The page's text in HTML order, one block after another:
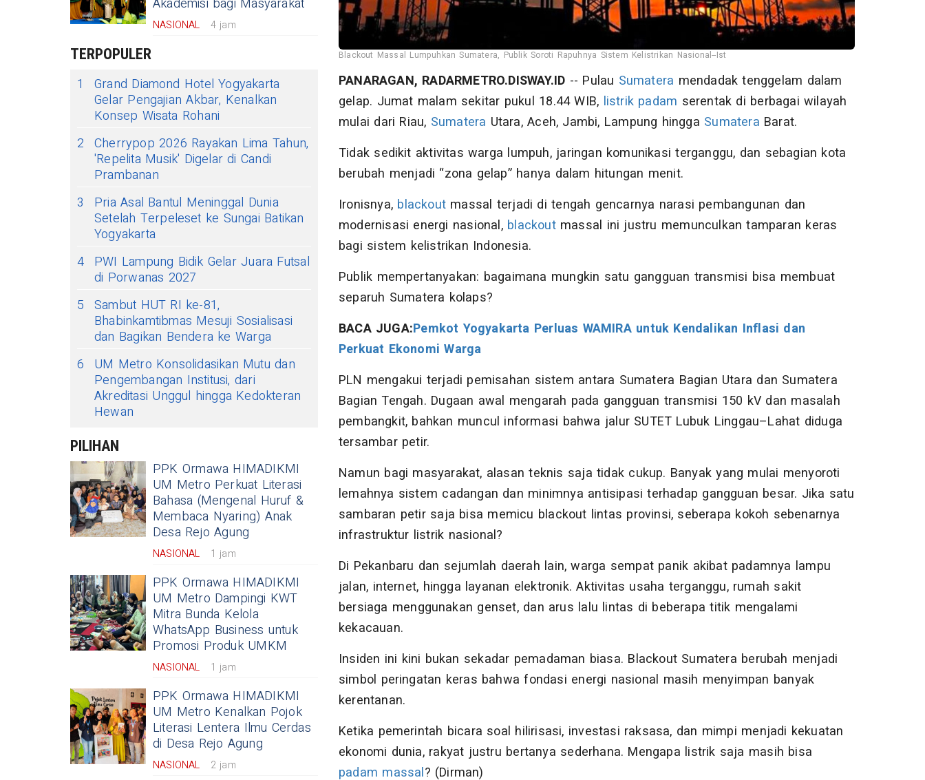
Akademisi bagi Masyarakat
NASIONAL 4 jam
TERPOPULER
1
Grand Diamond Hotel Yogyakarta
Gelar Pengajian Akbar, Kenalkan
Konsep Wisata Rohani
2 Cherrypop 2026 Rayakan Lima Tahun,
'Repelita Musik' Digelar di Candi
Prambanan
3
Pria Asal Bantul Meninggal Dunia
Setelah Terpeleset ke Sungai Batikan
Yogyakarta
4 PWI Lampung Bidik Gelar Juara Futsal
di Porwanas 2027
5 Sambut HUT RI ke-81,
Bhabinkamtibmas Mesuji Sosialisasi
dan Bagikan Bendera ke Warga
6
UM Metro Konsolidasikan Mutu dan
Pengembangan Institusi, dari
Akreditasi Unggul hingga Kedokteran
Hewan
PILIHAN
PPK Ormawa HIMADIKMI
UM Metro Perkuat Literasi
Bahasa (Mengenal Huruf &
Membaca Nyaring) Anak
Desa Rejo Agung
NASIONAL 1 jam
PPK Ormawa HIMADIKMI
UM Metro Dampingi KWT
Mitra Bunda Kelola
WhatsApp Business untuk
Promosi Produk UMKM
NASIONAL 1 jam
PPK Ormawa HIMADIKMI
UM Metro Kenalkan Pojok
Literasi Lentera Ilmu Cerdas
di Desa Rejo Agung
NASIONAL 2 jam
Blackout Massal Lumpuhkan Sumatera, Publik Soroti Rapuhnya Sistem Kelistrikan Nasional--Ist
PANARAGAN, RADARMETRO.DISWAY.ID -- Pulau Sumatera mendadak tenggelam dalam
gelap. Jumat malam sekitar pukul 18.44 WIB, listrik padam serentak di berbagai wilayah
mulai dari Riau, Sumatera Utara, Aceh, Jambi, Lampung hingga Sumatera Barat.
Tidak sedikit aktivitas warga lumpuh, jaringan komunikasi terganggu, dan sebagian kota
berubah menjadi “zona gelap” hanya dalam hitungan menit.
Ironisnya, blackoutmassal terjadi di tengah gencarnya narasi pembangunan dan
modernisasi energi nasional, blackoutmassal ini justru memunculkan tamparan keras
bagi sistem kelistrikan Indonesia.
Publik mempertanyakan: bagaimana mungkin satu gangguan transmisi bisa membuat
separuh Sumatera kolaps?
BACA JUGA:Pemkot Yogyakarta Perluas WAMIRA untuk Kendalikan Inflasi dan
Perkuat Ekonomi Warga
PLN mengakui terjadi pemisahan sistem antara Sumatera Bagian Utara dan Sumatera
Bagian Tengah. Dugaan awal mengarah pada gangguan transmisi 150 kV dan masalah
pembangkit, bahkan muncul informasi bahwa jalur SUTET Lubuk Linggau–Lahat diduga
tersambar petir.
Namun bagi masyarakat, alasan teknis saja tidak cukup. Banyak yang mulai menyoroti
lemahnya sistem cadangan dan minimnya antisipasi terhadap gangguan besar. Jika satu
sambaran petir saja bisa memicu blackout lintas provinsi, seberapa kokoh sebenarnya
infrastruktur listrik nasional?
Di Pekanbaru dan sejumlah daerah lain, warga sempat panik akibat padamnya lampu
jalan, internet, hingga layanan elektronik. Aktivitas usaha terganggu, rumah sakit
bersiaga menggunakan genset, dan arus lalu lintas di beberapa titik mengalami
kekacauan.
Insiden ini kini bukan sekadar pemadaman biasa. Blackout Sumatera berubah menjadi
simbol peringatan keras bahwa fondasi energi nasional masih menyimpan banyak
kerentanan.
Ketika pemerintah bicara soal hilirisasi, investasi raksasa, dan mimpi menjadi kekuatan
ekonomi dunia, rakyat justru bertanya sederhana. Mengapa listrik saja masih bisa
padam massal? (Dirman)